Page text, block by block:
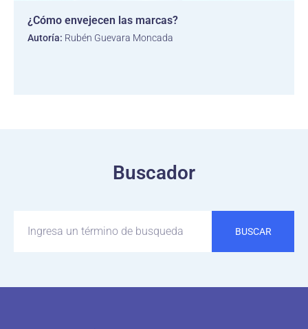
¿Cómo envejecen las marcas?
Autoría: Rubén Guevara Moncada
Buscador
BUSCAR